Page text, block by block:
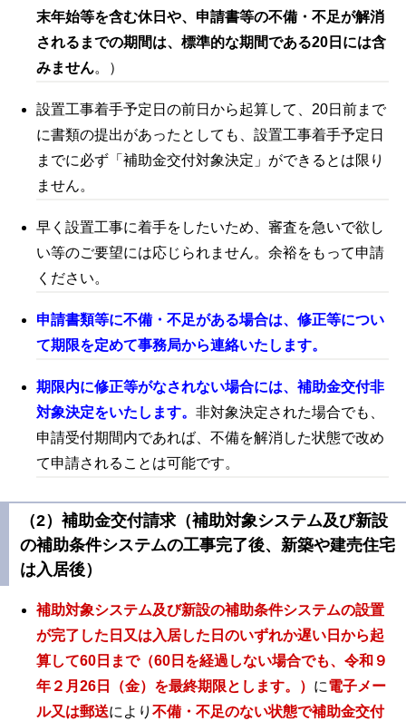
末年始等を含む休日や、申請書等の不備・不足が解消
されるまでの期間は、標準的な期間である20 日には含
みません。）
設置工事着手予定日の前日から起算して、20日前まで
に書類の提出があったとしても、設置工事着手予定日
までに必ず「補助金交付対象決定」ができるとは限り
ません。
早く設置工事に着手をしたいため、審査を急いで欲し
い等のご要望には応じられません。余裕をもって申請
ください。
申請書類等に不備・不足がある場合は、修正等につい
て期限を定めて事務局から連絡いたします。
期限内に修正等がなされない場合には、補助金交付非
対象決定をいたします。 非対象決定された場合でも、
申請受付期間内であれば、不備を解消した状態で改め
て申請されることは可能です。
（2）補助金交付請求（補助対象システム及び新設
の補助条件システムの工事完了後、新築や建売住宅
は入居後）
補助対象システム及び新設の補助条件システムの設置
が完了した日又は入居した日のいずれか遅い日から起
算して60日まで（60日を経過しない場合でも、令和９
年２月26日（金）を最終期限とします。） に電子メー
ル又は郵送により 不備・不足のない状態で補助金交付